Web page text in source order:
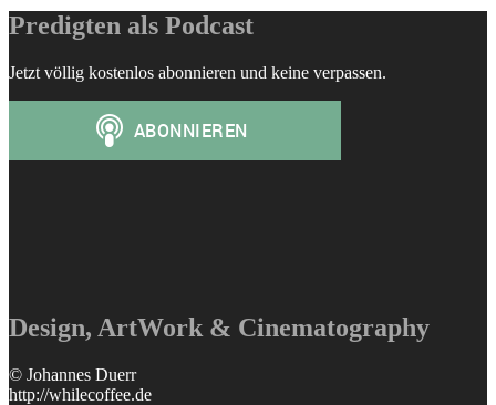
Predigten als Podcast
Jetzt völlig kostenlos abonnieren und keine verpassen.
Design, ArtWork & Cinematography
© Johannes Duerr
http://whilecoffee.de